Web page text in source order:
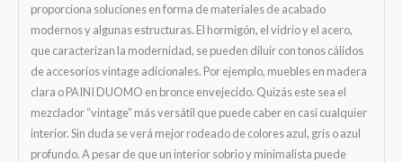
proporciona soluciones en forma de materiales de acabado
modernos y algunas estructuras. El hormigón, el vidrio y el acero,
que caracterizan la modernidad, se pueden diluir con tonos cálidos
de accesorios vintage adicionales. Por ejemplo, muebles en madera
clara o PAINI DUOMO en bronce envejecido. Quizás este sea el
mezclador “vintage” más versátil que puede caber en casi cualquier
interior. Sin duda se verá mejor rodeado de colores azul, gris o azul
profundo. A pesar de que un interior sobrio y minimalista puede